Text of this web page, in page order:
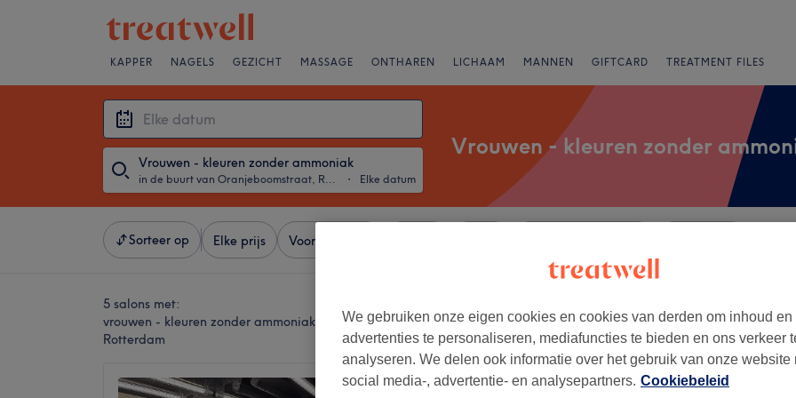
KAPPER NAGELS GEZICHT MASSAGE ONTHAREN LICHAAM MANNEN GIFTCARD TREATMENT FILES
Vrouwen - kleuren zonder ammoniak
in de buurt van Oranjeboomstraat, Rotterdam ・ Elke datum
Vrouwen - kleuren zonder
Sorteer op Elke prijs Voorzieningen
5 salons met:
vrouwen - kleuren zonder ammoniak in de buurt van Oranjeboomstraat,
Rotterdam
Narges Signature Hair
+
We gebruiken onze eigen cookies en cookies van derden om inhoud en
advertenties te personaliseren, mediafuncties te bieden en ons verkeer
analyseren. We delen ook informatie over het gebruik van onze website
social media-, advertentie- en analysepartners. Cookiebeleid